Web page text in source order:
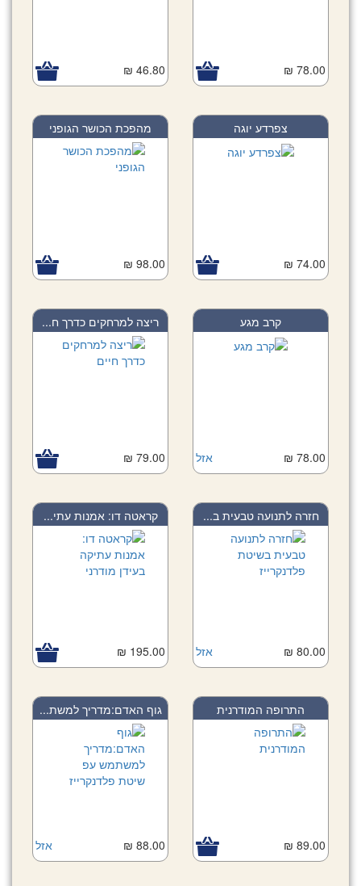
78.00 ₪
46.80 ₪
צפרדע יוגה
74.00 ₪
מהפכת הכושר הגופני
98.00 ₪
קרב מגע
אזל 78.00 ₪
ריצה למרחקים כדרך ח...
79.00 ₪
חזרה לתנועה טבעית ב...
אזל 80.00 ₪
קראטה דו: אמנות עתי...
195.00 ₪
התרופה המודרנית
89.00 ₪
גוף האדם:מדריך למשת...
אזל 88.00 ₪